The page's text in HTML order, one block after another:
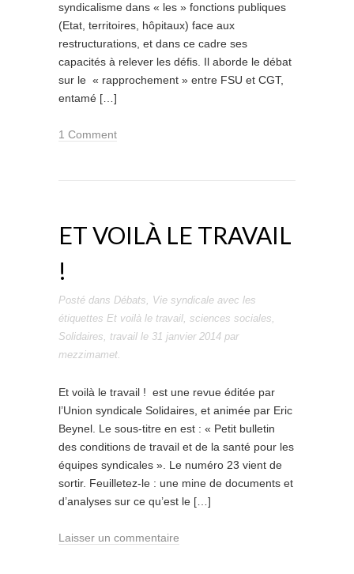
syndicalisme dans « les » fonctions publiques
(Etat, territoires, hôpitaux) face aux
restructurations, et dans ce cadre ses
capacités à relever les défis. Il aborde le débat
sur le « rapprochement » entre FSU et CGT,
entamé […]
1 Comment
ET VOILÀ LE TRAVAIL
!
Posté dans Débats, Vie syndicale avec les
étiquettes Et voilà le travail, sciences sociales,
Solidaires, travail le 31 janvier 2014 par
mezzimamet.
Et voilà le travail ! est une revue éditée par
l’Union syndicale Solidaires, et animée par Eric
Beynel. Le sous-titre en est : « Petit bulletin
des conditions de travail et de la santé pour les
équipes syndicales ». Le numéro 23 vient de
sortir. Feuilletez-le : une mine de documents et
d’analyses sur ce qu’est le […]
Laisser un commentaire